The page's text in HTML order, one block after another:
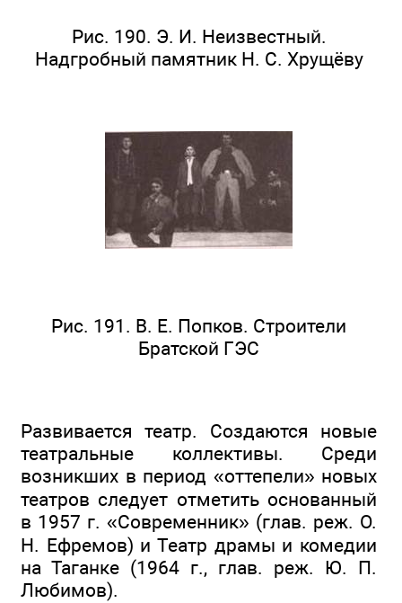
Рис. 190. Э. И. Неизвестный.
Надгробный памятник Н. С. Хрущёву
Рис. 191. В. Е. Попков. Строители
Братской ГЭС
Развивается театр. Создаются новые
театральные коллективы. Среди
возникших в период «оттепели» новых
театров следует отметить основанный
в 1957 г. «Современник» (глав. реж. О.
Н. Ефремов) и Театр драмы и комедии
на Таганке (1964 г., глав. реж. Ю. П.
Любимов).